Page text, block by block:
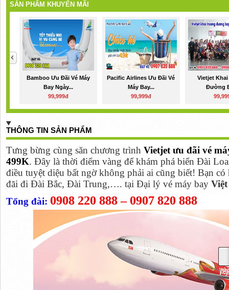
SẢN PHẨM KHUYẾN MÃI
Bamboo Ưu Đãi Vé Máy
Bay Ngày...
99,999đ
Pacific Airlines Ưu Đãi Vé
Máy Bay...
99,999đ
Vietjet
Đường
THÔNG TIN SẢN PHẨM
Tưng bừng cùng săn chương trình Vietjet ưu đãi vé
499K. Đây là thời điểm vàng để khám phá biển Đài
điều tuyệt diệu bất ngờ không phải ai cũng biết! Bạn có
đãi đi Đài Bắc, Đài Trung,…. tại Đại lý vé máy bay
Tổng đài: 0908 220 888 – 0907 820 888